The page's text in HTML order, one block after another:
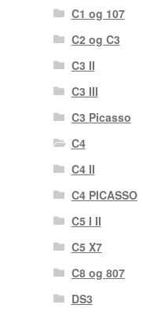
C1 og 107
C2 og C3
C3 II
C3 III
C3 Picasso
C4
C4 II
C4 PICASSO
C5 I II
C5 X7
C8 og 807
DS3